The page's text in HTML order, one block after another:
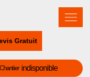
Gratuit
Chantier indisponible